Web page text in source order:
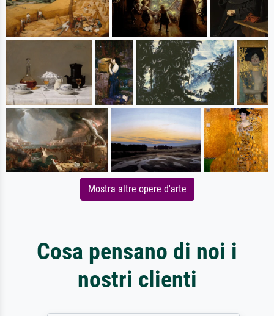
Mostra altre opere d'arte
Cosa pensano di noi i
nostri clienti